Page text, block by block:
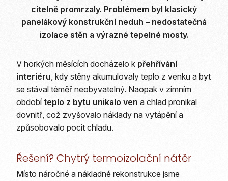
citelně promrzaly. Problémem byl klasický
panelákový konstrukční neduh – nedostatečná
izolace stěn a výrazné tepelné mosty.
V horkých měsících docházelo k přehřívání
interiéru, kdy stěny akumulovaly teplo z venku a byt
se stával téměř neobyvatelný. Naopak v zimním
obdobíteplo z bytu unikalo ven a chlad pronikal
dovnitř, což zvyšovalo náklady na vytápění a
způsobovalo pocit chladu.
Řešení? Chytrý termoizolační nátěr
Místo náročné a nákladné rekonstrukce jsme